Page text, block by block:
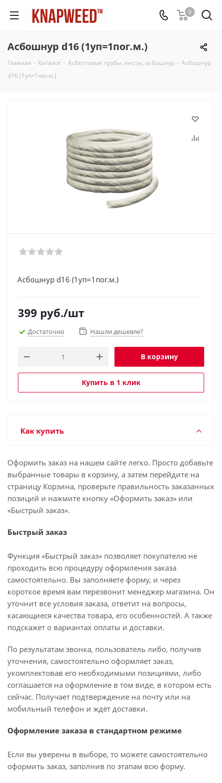
0
Асбошнур d16 (1уп=1пог.м.)
Главная - Каталог - Асбестовые трубы, листы, асбошнур - Асбошнур
d16 (1уп=1пог.м.)
Асбошнур d16 (1уп=1пог.м.)
399 руб./шт
Достаточно Нашли дешевле?
В корзину
Купить в 1 клик
Как купить
Оформить заказ на нашем сайте легко. Просто добавьте
выбранные товары в корзину, а затем перейдите на
страницу Корзина, проверьте правильность заказанных
позиций и нажмите кнопку «Оформить заказ» или
«Быстрый заказ».
Быстрый заказ
Функция «Быстрый заказ» позволяет покупателю не
проходить всю процедуру оформления заказа
самостоятельно. Вы заполняете форму, и через
короткое время вам перезвонит менеджер магазина. Он
уточнит все условия заказа, ответит на вопросы,
касающиеся качества товара, его особенностей. А также
подскажет о вариантах оплаты и доставки.
По результатам звонка, пользователь либо, получив
уточнения, самостоятельно оформляет заказ,
укомплектовав его необходимыми позициями, либо
соглашается на оформление в том виде, в котором есть
сейчас. Получает подтверждение на почту или на
мобильный телефон и ждёт доставки.
Оформление заказа в стандартном режиме
Если вы уверены в выборе, то можете самостоятельно
оформить заказ, заполнив по этапам всю форму.